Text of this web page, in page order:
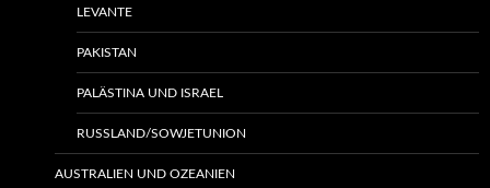
LEVANTE
PAKISTAN
PALÄSTINA UND ISRAEL
RUSSLAND/SOWJETUNION
AUSTRALIEN UND OZEANIEN